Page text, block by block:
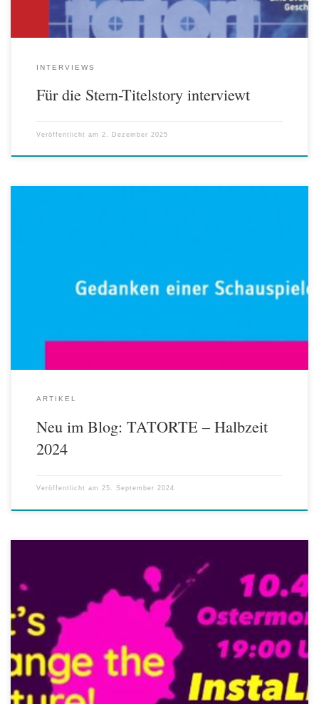
INTERVIEWS
Für die Stern-Titelstory interviewt
Veröffentlicht am 2. Dezember 2025
auf, dass der positive Trend, was die Beteiligung von Regisseurinnen
und Autorinnen betrifft, gestoppt bzw. sogar umgekehrt wurde. Der
ARTIKEL
Neu im Blog: TATORTE – Halbzeit
2024
Veröffentlicht am 25. September 2024
Die Schauspielerin Gesine Cukrowski und die Journalistin Silke
Burmester / Palais F*Luxx haben die Initiative „Let’s Change the
Picture“ ins Leben gerufen, um auf das Fehlen und die Darstellung von
Frauen über 47 im deutschen Film und Fernsehen hinzuweisen und
[…]